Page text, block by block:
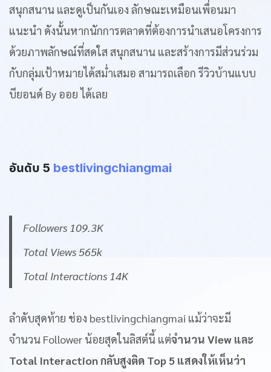
สนุกสนาน และดูเป็นกันเอง ลักษณะเหมือนเพื่อนมา
แนะนำ ดังนั้นหากนักการตลาดที่ต้องการนำเสนอโครงการ
ด้วยภาพลักษณ์ที่สดใส สนุกสนาน และสร้างการมีส่วนร่วม
กับกลุ่มเป้าหมายได้สม่ำเสมอ สามารถเลือก รีวิวบ้านแบบ
บียอนด์ By ออย ได้เลย
อันดับ 5 bestlivingchiangmai
Followers 109.3K
Total Views 565k
Total Interactions 14K
ลำดับสุดท้าย ช่อง bestlivingchiangmai แม้ว่าจะมี
จำนวน Follower น้อยสุดในลิสต์นี้ แต่จำนวน View และ
Total Interaction กลับสูงติด Top 5 แสดงให้เห็นว่า